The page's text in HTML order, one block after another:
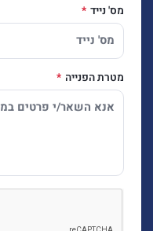
מס' נייד
מטרת הפנייה